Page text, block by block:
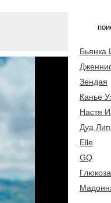
Бьянка
Зендая
Канье
Настя
Дуа
Elle
GQ
Глюкоза